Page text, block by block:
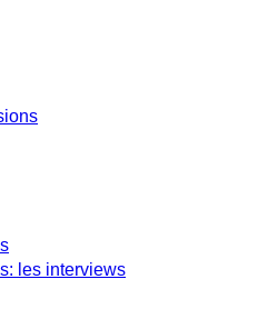
les interviews